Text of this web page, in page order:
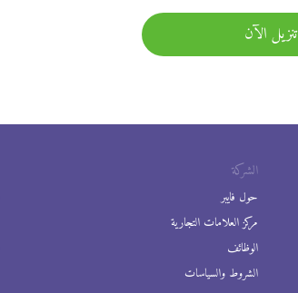
تنزيل الآن
الشركة
حول فايبر
مركز العلامات التجارية
الوظائف
الشروط والسياسات